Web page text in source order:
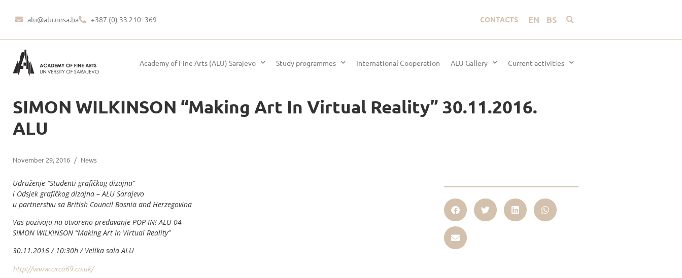
alu@alu.unsa.ba +387 (0) 33 210- 369 CONTACTS EN BS
Academy of Fine Arts (ALU) Sarajevo Study programmes International Cooperation ALU Gallery Current activities
SIMON WILKINSON “Making Art In Virtual Reality” 30.11.2016.
ALU
November 29, 2016 / News
Udruženje “Studenti grafičkog dizajna”
i Odsjek grafičkog dizajna – ALU Sarajevo
u partnerstvu sa British Council Bosnia and Herzegovina
Vas pozivaju na otvoreno predavanje POP-IN! ALU 04
SIMON WILKINSON “Making Art In Virtual Reality”
30.11.2016 / 10:30h / Velika sala ALU
http://www.circa69.co.uk/